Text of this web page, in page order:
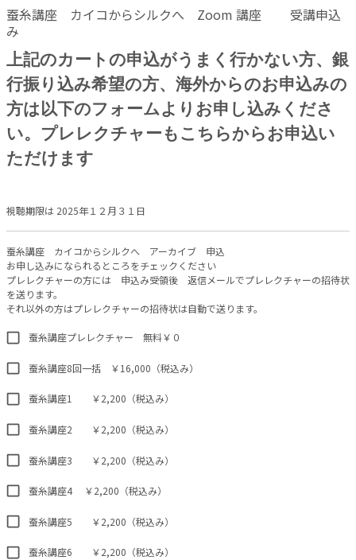
蚕糸講座 カイコからシルクへ Zoom 講座 受講申込
み
上記のカートの申込がうまく行かない方、銀
行振り込み希望の方、海外からのお申込みの
方は以下のフォームよりお申し込みくださ
い。プレレクチャーもこちらからお申込い
ただけます
視聴期限は 2025年１２月３１日
蚕糸講座 カイコからシルクへ アーカイブ 申込
お申し込みになられるところをチェックください
プレレクチャーの方には 申込み受領後 返信メールでプレレクチャーの招待状
を送ります。
それ以外の方はプレレクチャーの招待状は自動で送ります。
蚕糸講座プレレクチャー 無料￥０
蚕糸講座8回一括 ￥16,000（税込み）
蚕糸講座1 ￥2,200（税込み）
蚕糸講座2 ￥2,200（税込み）
蚕糸講座3 ￥2,200（税込み）
蚕糸講座4 ￥2,200（税込み）
蚕糸講座5 ￥2,200（税込み）
蚕糸講座6 ￥2,200（税込み）